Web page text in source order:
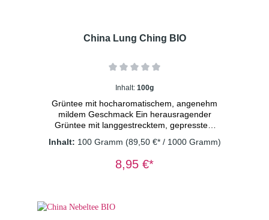
China Lung Ching BIO
Inhalt: 100g
Grüntee mit hocharomatischem, angenehm
mildem Geschmack Ein herausragender
Grüntee mit langgestrecktem, gepresstem
nussiges Aroma und kann mehrmals
kontrolliert biologischem Anbau DE-ÖKO-003
Inhalt: 100 Gramm (89,50 €* / 1000 Gramm)
8,95 €*